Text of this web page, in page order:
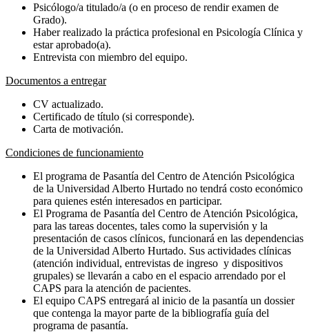
Psicólogo/a titulado/a (o en proceso de rendir examen de
Grado).
Haber realizado la práctica profesional en Psicología Clínica y
estar aprobado(a).
Entrevista con miembro del equipo.
Documentos a entregar
CV actualizado.
Certificado de título (si corresponde).
Carta de motivación.
Condiciones de funcionamiento
El programa de Pasantía del Centro de Atención Psicológica
de la Universidad Alberto Hurtado no tendrá costo económico
para quienes estén interesados en participar.
El Programa de Pasantía del Centro de Atención Psicológica,
para las tareas docentes, tales como la supervisión y la
presentación de casos clínicos, funcionará en las dependencias
de la Universidad Alberto Hurtado. Sus actividades clínicas
(atención individual, entrevistas de ingreso y dispositivos
grupales) se llevarán a cabo en el espacio arrendado por el
CAPS para la atención de pacientes.
El equipo CAPS entregará al inicio de la pasantía un dossier
que contenga la mayor parte de la bibliografía guía del
programa de pasantía.